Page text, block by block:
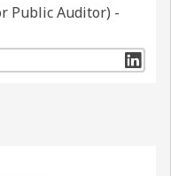
Public Auditor) -